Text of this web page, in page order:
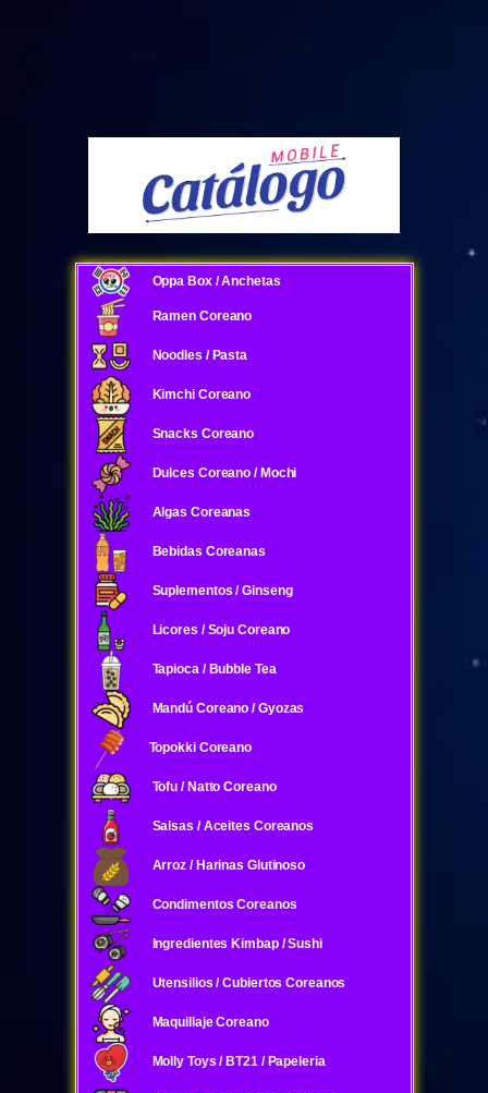
Oppa Box / Anchetas
Ramen Coreano
Noodles / Pasta
Kimchi Coreano
Snacks Coreano
Dulces Coreano / Mochi
Algas Coreanas
Bebidas Coreanas
Suplementos / Ginseng
Licores / Soju Coreano
Tapioca / Bubble Tea
Mandú Coreano / Gyozas
Topokki Coreano
Tofu / Natto Coreano
Salsas / Aceites Coreanos
Arroz / Harinas Glutinoso
Condimentos Coreanos
Ingredientes Kimbap / Sushi
Utensilios / Cubiertos Coreanos
Maquillaje Coreano
Molly Toys / BT21 / Papeleria